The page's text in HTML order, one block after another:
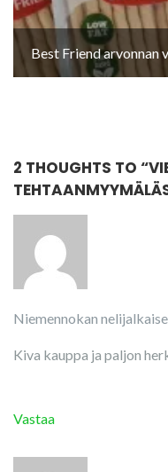
Best Friend
2 THOUGHTS TO “
Niemennokan
Kiva kauppa ja paljon
Vastaa